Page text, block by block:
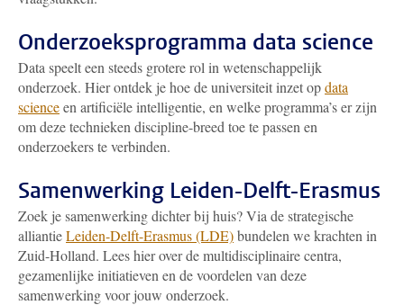
Onderzoeksprogramma data science
Data speelt een steeds grotere rol in wetenschappelijk
onderzoek. Hier ontdek je hoe de universiteit inzet opdata
scienceen artificiële intelligentie, en welke programma’s er zijn
om deze technieken discipline-breed toe te passen en
onderzoekers te verbinden.
Samenwerking Leiden-Delft-Erasmus
Zoek je samenwerking dichter bij huis? Via de strategische
alliantieLeiden-Delft-Erasmus (LDE)bundelen we krachten in
Zuid-Holland. Lees hier over de multidisciplinaire centra,
gezamenlijke initiatieven en de voordelen van deze
samenwerking voor jouw onderzoek.